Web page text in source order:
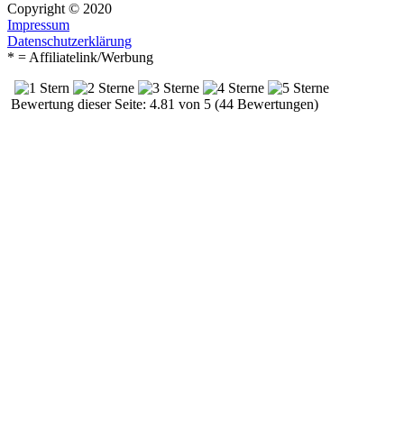
Copyright © 2020
Impressum
Datenschutzerklärung
* = Affiliatelink/Werbung
Bewertung dieser Seite: 4.81 von 5 (44 Bewertungen)